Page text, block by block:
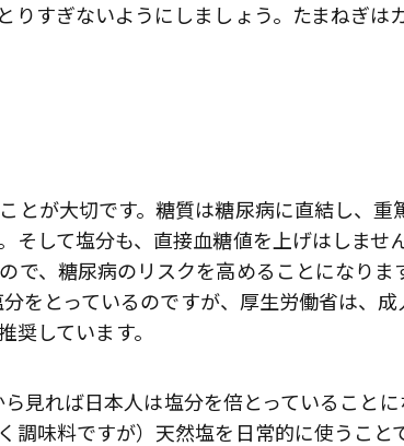
りすぎないようにしましょう。たまねぎは
とが大切です。糖質は糖尿病に直結し、重
そして塩分も、直接血糖値を上げはしませ
、糖尿病のリスクを高めることになりま
をとっているのですが、厚生労働省は、成
しています。
見れば日本人は塩分を倍とっていることに
調味料ですが）天然塩を日常的に使うこと
前列ホテル「UMITO 熱海 別邸」